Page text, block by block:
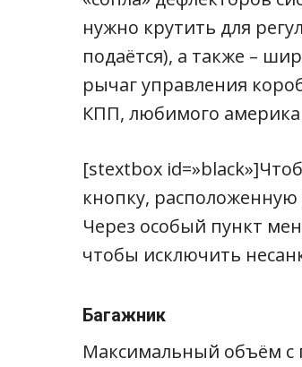
нужно крутить для
подаётся), а также –
рычаг управления
КПП, любимого
[stextbox
кнопку,
Через особый пункт
чтобы исключить
Багажник
Максимальный объём с